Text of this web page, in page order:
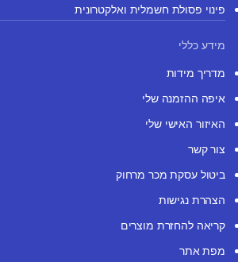
פינוי פסולת חשמלית ואלקטרונית
מידע כללי
מדריך מידות
איפה ההזמנה שלי
האיזור האישי שלי
צור קשר
ביטול עסקת מכר מרחוק
הצהרת נגישות
קריאה להחזרת מוצרים
מפת אתר